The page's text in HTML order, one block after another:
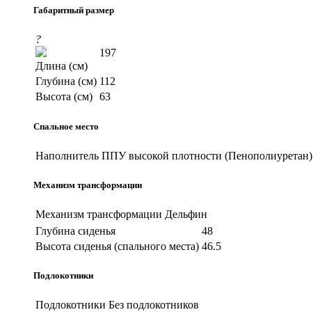
Габаритный размер
?
Длина (см)
197
Глубина (см) 112
Высота (см) 63
Спальное место
Наполнитель ППУ высокой плотности (Пенополиуретан)
Механизм трансформации
Механизм трансформации Дельфин
Глубина сиденья
48
Высота сиденья (спального места) 46.5
Подлокотники
Подлокотники Без подлокотников